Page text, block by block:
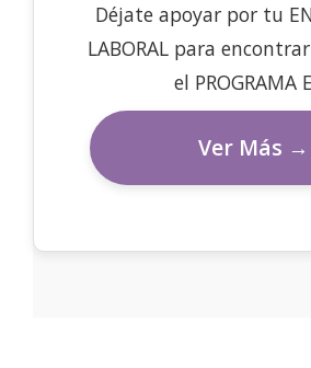
Déjate apoyar por tu
LABORAL para
el PROGRAMA
Ver Más →